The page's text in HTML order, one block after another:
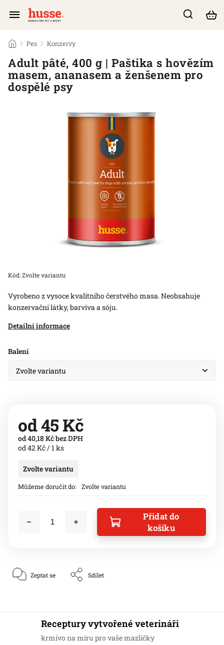
/ Pes / Konzervy
Adult pâté, 400 g | Paštika s hovězím
masem, ananasem a ženšenem pro
dospělé psy
Kód:Zvolte variantu
Vyrobeno z vysoce kvalitního čerstvého masa. Neobsahuje
konzervační látky, barviva a sóju.
Detailní informace
Balení
od45 Kč
od40,18 Kčbez DPH
od 42 Kč / 1 ks
Zvolte variantu
Můžeme doručit do: Zvolte variantu
Přidat do
košíku
Zeptat se Sdílet
Receptury vytvořené veterináři
krmivo na míru pro vaše mazlíčky